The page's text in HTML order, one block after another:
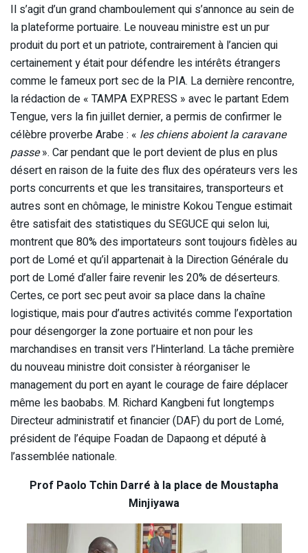
Il s’agit d’un grand chamboulement qui s’annonce au sein de
la plateforme portuaire. Le nouveau ministre est un pur
produit du port et un patriote, contrairement à l’ancien qui
certainement y était pour défendre les intérêts étrangers
comme le fameux port sec de la PIA. La dernière rencontre,
la rédaction de « TAMPA EXPRESS » avec le partant Edem
Tengue, vers la fin juillet dernier, a permis de confirmer le
célèbre proverbe Arabe : « les chiens aboient la caravane
passe». Car pendant que le port devient de plus en plus
désert en raison de la fuite des flux des opérateurs vers les
ports concurrents et que les transitaires, transporteurs et
autres sont en chômage, le ministre Kokou Tengue estimait
être satisfait des statistiques du SEGUCE qui selon lui,
montrent que 80% des importateurs sont toujours fidèles au
port de Lomé et qu’il appartenait à la Direction Générale du
port de Lomé d’aller faire revenir les 20% de déserteurs.
Certes, ce port sec peut avoir sa place dans la chaîne
logistique, mais pour d’autres activités comme l’exportation
pour désengorger la zone portuaire et non pour les
marchandises en transit vers l’Hinterland. La tâche première
du nouveau ministre doit consister à réorganiser le
management du port en ayant le courage de faire déplacer
même les baobabs. M. Richard Kangbeni fut longtemps
Directeur administratif et financier (DAF) du port de Lomé,
président de l’équipe Foadan de Dapaong et député à
l’assemblée nationale.
Prof Paolo Tchin Darré à la place de Moustapha
Minjiyawa